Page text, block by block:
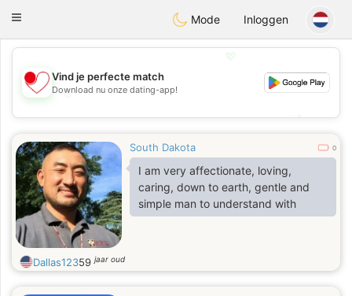
日本 Chat
Toggle
Mode Inloggen
💖
💕
Vind je perfecte match
Download nu onze dating-app!
South Dakota 0
I am very affectionate, loving,
caring, down to earth, gentle and
simple man to understand with
Dallas12359jaar oud